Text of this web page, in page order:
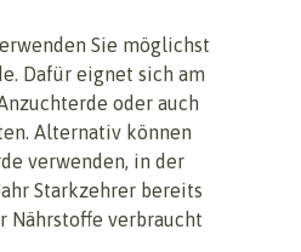
Sie möglichst
Dafür eignet sich am
oder auch
Alternativ können
verwenden, in der
Starkzehrer bereits
Nährstoffe verbraucht